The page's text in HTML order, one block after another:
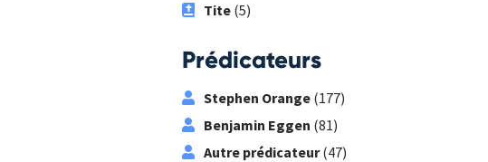
Tite(5)
Prédicateurs
Stephen Orange(177)
Benjamin Eggen (81)
Autre prédicateur(47)